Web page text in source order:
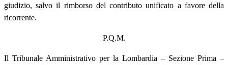
giudizio, salvo il rimborso del contributo unificato a favore della
ricorrente.
P.Q.M.
Il Tribunale Amministrativo per la Lombardia – Sezione Prima –